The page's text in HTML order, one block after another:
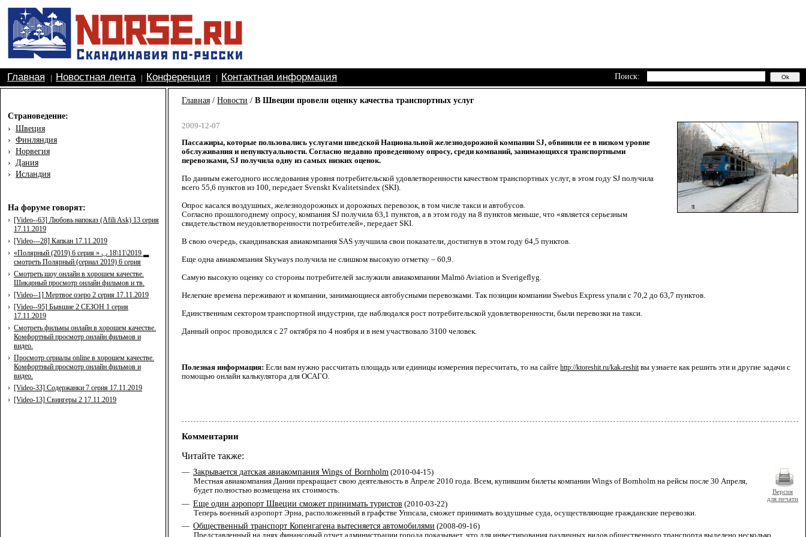
Поиск:
Главная Новостная лента| Конференция Контактная информация
Страноведение:
› Швеция
› Финляндия
› Норвегия
› Дания
› Исландия
На форуме говорят:
› [Video--63] Любовь напоказ (Afili Ask) 13 серия
17.11.2019
› [Video---28] Капкан 17.11.2019
› «Полярный (2019) 6 серия » ◡ 18\11\2019 ▂
смотреть Полярный (сериал 2019) 6 серия
› Смотреть шоу онлайн в хорошем качестве.
Шикарный просмотр онлайн фильмов и тв.
› [Video--1] Мертвое озеро 2 серия 17.11.2019
› [Video--95] Бывшие 2 СЕЗОН 1 серия
17.11.2019
› Смотреть фильмы онлайн в хорошем качестве.
Комфортный просмотр онлайн фильмов и
видео.
› Просмотр сериалы online в хорошем качестве.
Комфортный просмотр онлайн фильмов и
видео.
› [Video-33] Содержанки 7 серия 17.11.2019
› [Video-13] Свингеры 2 17.11.2019
Главная / Новости / В Швеции провели оценку качества транспортных услуг
2009-12-07
Пассажиры, которые пользовались услугами шведской Национальной железнодорожной компании SJ, обвинили ее в низком уровне
обслуживания и непунктуальности. Согласно недавно проведенному опросу, среди компаний, занимающихся транспортными
перевозками, SJ получила одну из самых низких оценок.
По данным ежегодного исследования уровня потребительской удовлетворенности качеством транспортных услуг, в этом году SJ получила
всего 55,6 пунктов из 100, передает Svenskt Kvalitetsindex (SKI).
Опрос касался воздушных, железнодорожных и дорожных перевозок, в том числе такси и автобусов.
Согласно прошлогоднему опросу, компания SJ получила 63,1 пунктов, а в этом году на 8 пунктов меньше, что «является серьезным
свидетельством неудовлетворенности потребителей», передает SKI.
В свою очередь, скандинавская авиакомпания SAS улучшила свои показатели, достигнув в этом году 64,5 пунктов.
Еще одна авиакомпания Skyways получила не слишком высокую отметку – 60,9.
Самую высокую оценку со стороны потребителей заслужили авиакомпании Malmö Aviation и Sverigeflyg.
Нелегкие времена переживают и компании, занимающиеся автобусными перевозками. Так позиции компании Swebus Express упали с 70,2 до 63,7 пунктов.
Единственным сектором транспортной индустрии, где наблюдался рост потребительской удовлетворенности, были перевозки на такси.
Данный опрос проводился с 27 октября по 4 ноября и в нем участвовало 3100 человек.
Полезная информация: Если вам нужно рассчитать площадь или единицы измерения пересчитать, то на сайте http://ktoreshit.ru/kak-reshit вы узнаете как решить эти и другие задачи с
помощью онлайн калькулятора для ОСАГО.
Комментарии
Читайте также:
Версия
для печати
— Закрывается датская авиакомпания Wings of Bornholm (2010-04-15)
Местная авиакомпания Дании прекращает свою деятельность в Апреле 2010 года. Всем, купившим билеты компании Wings of Bornholm на рейсы после 30 Апреля,
будет полностью возмещена их стоимость.
— Еще один аэропорт Швеции сможет принимать туристов (2010-03-22)
Теперь военный аэропорт Эрна, расположенный в графстве Уппсала, сможет принимать воздушные суда, осуществляющие гражданские перевозки.
— Общественный транспорт Копенгагена вытесняется автомобилями (2008-09-16)
Представленный на днях финансовый отчет администрации города показывает, что для инвестирования различных видов общественного транспорта выделено несколько